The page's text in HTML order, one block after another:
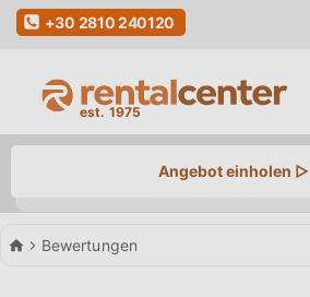
+30 2810 240120
Angebot einholen ▷
Abholung/ Rückgabe
Autovermietung Kreta
Bewertungen